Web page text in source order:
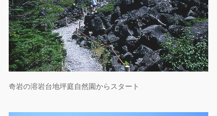
奇岩の溶岩台地坪庭自然園からスタート